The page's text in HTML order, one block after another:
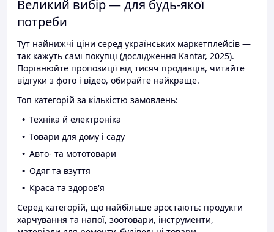
Великий вибір — для будь-якої
потреби
Тут найнижчі ціни серед українських маркетплейсів —
так кажуть самі покупці (дослідження Kantar, 2025).
Порівнюйте пропозиції від тисяч продавців, читайте
відгуки з фото і відео, обирайте найкраще.
Топ категорій за кількістю замовлень:
Техніка й електроніка
Товари для дому і саду
Авто- та мототовари
Одяг та взуття
Краса та здоров'я
Серед категорій, що найбільше зростають: продукти
харчування та напої, зоотовари, інструменти,